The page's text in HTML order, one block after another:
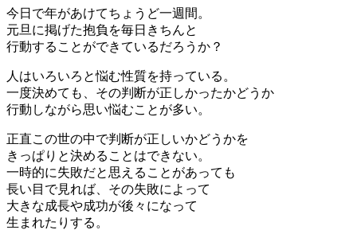
今日で年があけてちょうど一週間。
元旦に掲げた抱負を毎日きちんと
行動することができているだろうか？
人はいろいろと悩む性質を持っている。
一度決めても、その判断が正しかったかどうか
行動しながら思い悩むことが多い。
正直この世の中で判断が正しいかどうかを
きっぱりと決めることはできない。
一時的に失敗だと思えることがあっても
長い目で見れば、その失敗によって
大きな成長や成功が後々になって
生まれたりする。